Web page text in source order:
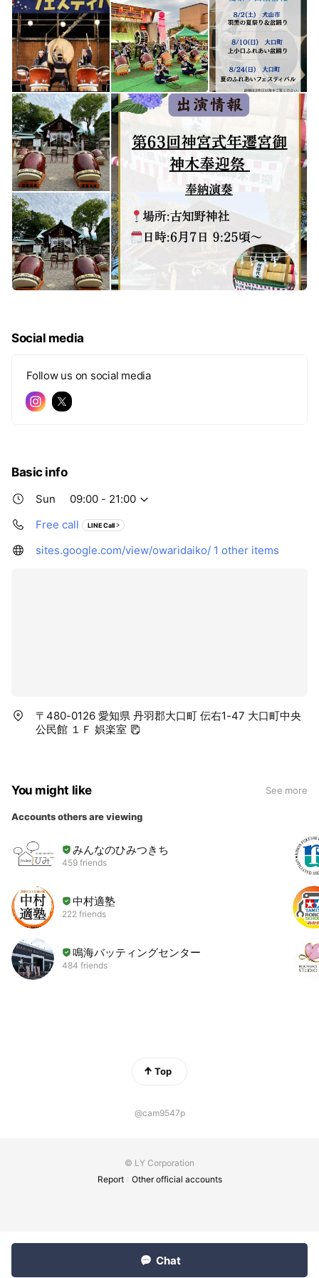
Social media
Follow us on social media
Basic info
Sun
09:00 - 21:00
Free call
LINE Call
sites.google.com/view/owaridaiko/ 1 other items
〒480-0126 愛知県 丹羽郡大口町 伝右1-47 大口町中央
公民館 １Ｆ 娯楽室
You might like See more
Accounts others are viewing
みんなのひみつきち
459 friends
中村適塾
222 friends
鳴海バッティングセンター
484 friends
Top
@cam9547p
© LY Corporation
Report
Other official accounts
Chat